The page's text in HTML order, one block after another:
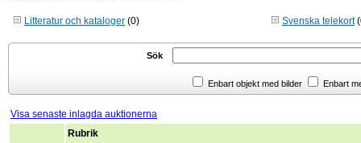
Litteratur och kataloger (0) Svenska telekort
Sök
Enbart objekt med bilder Enbart
Visa senaste inlagda auktionerna
Rubrik